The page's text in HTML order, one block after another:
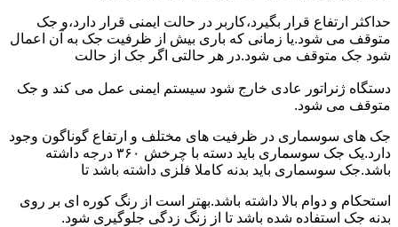
حداکثر ارتفاع قرار بگیرد،کاربر در حالت ایمنی قرار دارد،و جک
متوقف می شود.یا زمانی که باری بیش از ظرفیت جک به آن اعمال
شود جک متوقف می شود.در هر حالتی اگر جک از حالت
دستگاه ژنراتور عادی خارج شود سیستم ایمنی عمل می کند و جک
متوقف می شود.
جک های سوسماری در ظرفیت های مختلف و ارتفاع گوناگون وجود
دارد.یک جک سوسماری باید دسته با چرخش ۳۶۰ درجه داشته
باشد.جک سوسماری باید بدنه کاملا فلزی داشته باشد تا
استحکام و دوام بالا داشته باشد.بهتر است از رنگ کوره ای بر روی
بدنه جک استفاده شده باشد تا از زنگ زدگی جلوگیری شود.